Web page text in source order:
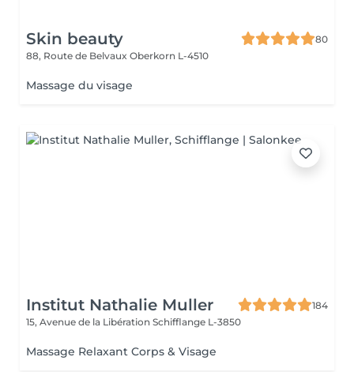
Skin beauty
80
88, Route de Belvaux Oberkorn L-4510
Massage du visage
Institut Nathalie Muller
184
15, Avenue de la Libération Schifflange L-3850
Massage Relaxant Corps & Visage